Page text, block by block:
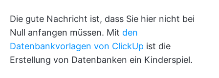
Die gute Nachricht ist, dass Sie hier nicht bei
Null anfangen müssen. Mit den
Datenbankvorlagen von ClickUp ist die
Erstellung von Datenbanken ein Kinderspiel.